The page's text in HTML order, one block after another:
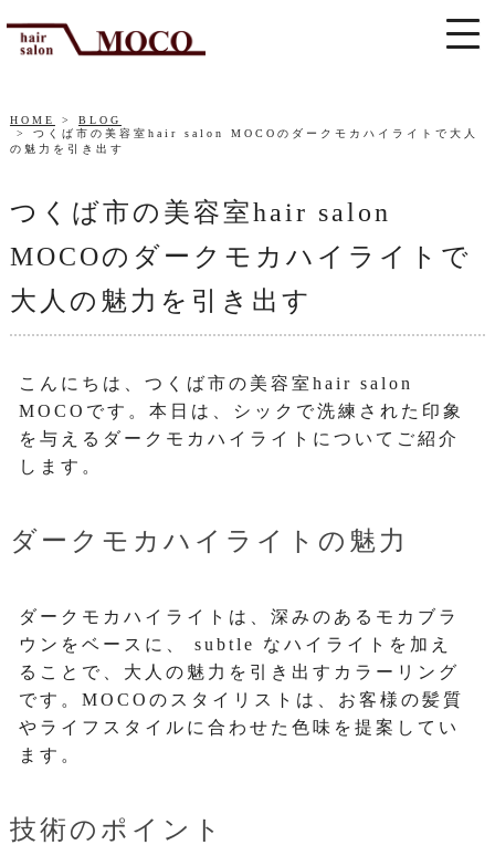
HOME
BLOG
つくば市の美容室hair salon MOCOのダークモカハイライトで大人
の魅力を引き出す
つくば市の美容室hair salon
MOCOのダークモカハイライトで
大人の魅力を引き出す
こんにちは、つくば市の美容室hair salon
MOCOです。本日は、シックで洗練された印象
を与えるダークモカハイライトについてご紹介
します。
ダークモカハイライトの魅力
ダークモカハイライトは、深みのあるモカブラ
ウンをベースに、 subtle なハイライトを加え
ることで、大人の魅力を引き出すカラーリング
です。MOCOのスタイリストは、お客様の髪質
やライフスタイルに合わせた色味を提案してい
ます。
技術のポイント